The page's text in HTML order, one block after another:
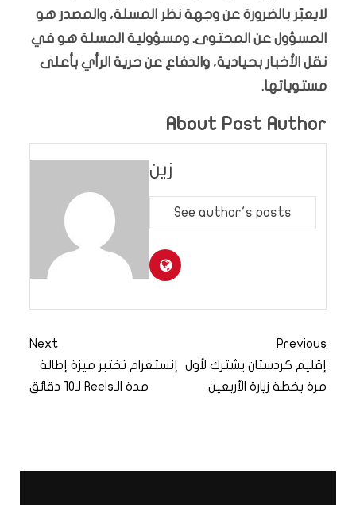
لايعبّر بالضرورة عن وجهة نظر المسلة، والمصدر هو
المسؤول عن المحتوى. ومسؤولية المسلة هو في
نقل الأخبار بحيادية، والدفاع عن حرية الرأي بأعلى
مستوياتها.
About Post Author
زين
See author's posts
Previous
إقليم كردستان يشترك لأول
مرة بخطة زيارة الأربعين
Next
إنستغرام تختبر ميزة إطالة
مدة الـReels لـ10 دقائق